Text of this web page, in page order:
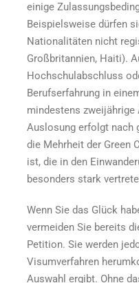
einige
Beispielsweise dürfen
Nationalitäten nicht
Großbritannien, Haiti).
Hochschulabschluss
Berufserfahrung in
mindestens
Auslosung erfolgt nach
die Mehrheit der Green
ist, die in den
besonders stark
Wenn Sie das Glück
vermeiden Sie bereits
Petition. Sie werden
Visumverfahren
Auswahl ergibt. Ohne